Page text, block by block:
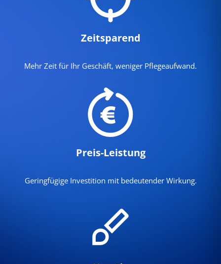
Zeitsparend
Mehr Zeit für Ihr Geschäft, weniger Pflegeaufwand.
Preis-Leistung
Geringfügige Investition mit bedeutender Wirkung.